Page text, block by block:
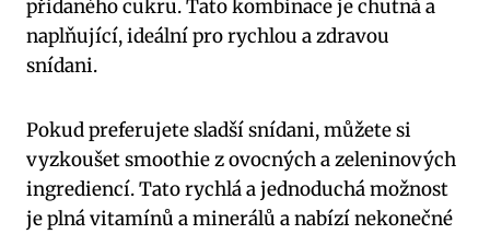
přidaného cukru. Tato kombinace je chutná a
naplňující, ideální pro rychlou a zdravou
snídani.
Pokud preferujete sladší snídani, můžete si
vyzkoušet smoothie z ovocných a zeleninových
ingrediencí. Tato rychlá a jednoduchá možnost
je plná vitamínů a minerálů a nabízí nekonečné